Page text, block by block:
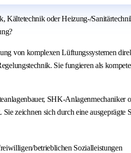
oder Heizung-/
von komplexen Lüftungssystemen
Sie fungieren als
SHK-
zeichnen sich durch eine
betrieblichen Sozialleistungen